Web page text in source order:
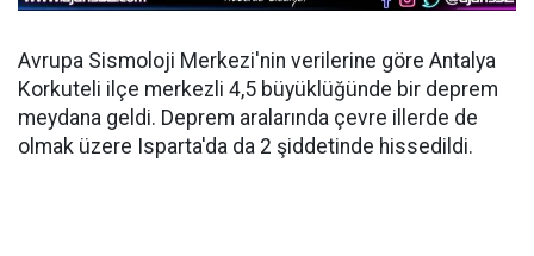
Avrupa Sismoloji Merkezi'nin verilerine göre Antalya
Korkuteli ilçe merkezli 4,5 büyüklüğünde bir deprem
meydana geldi. Deprem aralarında çevre illerde de
olmak üzere Isparta'da da 2 şiddetinde hissedildi.